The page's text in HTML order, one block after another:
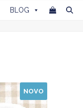
BLOG
NOVO